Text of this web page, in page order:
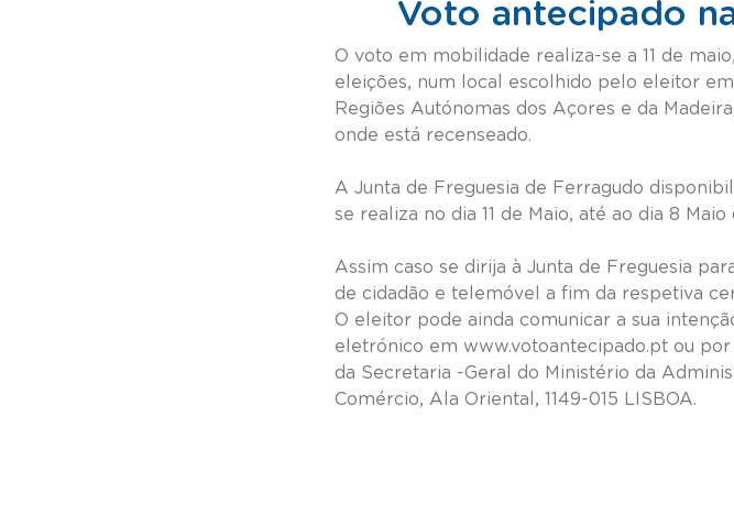
Voto antecipado
O voto em mobilidade realiza-se a 11 de
eleições, num local escolhido pelo eleitor
Regiões Autónomas dos Açores e da
onde está recenseado.
A Junta de Freguesia de Ferragudo
se realiza no dia 11 de Maio, até ao dia 8 Maio
Assim caso se dirija à Junta de Freguesia
de cidadão e telemóvel a fim da respetiva
O eleitor pode ainda comunicar a sua
eletrónico em www.votoantecipado.pt ou
da Secretaria -Geral do Ministério da
Comércio, Ala Oriental, 1149-015 LISBOA.